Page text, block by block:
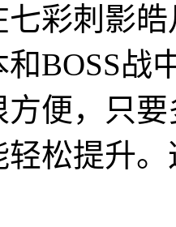
七彩刺影
BOSS战
方便，只
轻松提升